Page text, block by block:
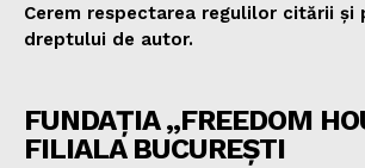
Cerem respectarea regulilor citării și
dreptului de autor.
FUNDAȚIA „FREEDOM
FILIALA BUCUREȘTI